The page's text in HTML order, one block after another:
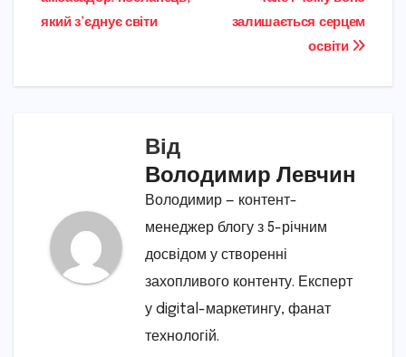
записів
залишається серцем
освіти
який з’єднує світи
Від
Володимир Левчин
Володимир — контент-
менеджер блогу з 5-річним
досвідом у створенні
захопливого контенту. Експерт
у digital-маркетингу, фанат
технологій.